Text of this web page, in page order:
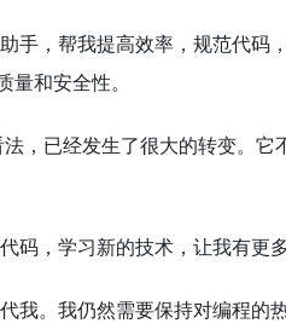
手，帮我提高效率，规范代码
和安全性。
法，已经发生了很大的转变。
码，学习新的技术，让我有更
我。我仍然需要保持对编程的